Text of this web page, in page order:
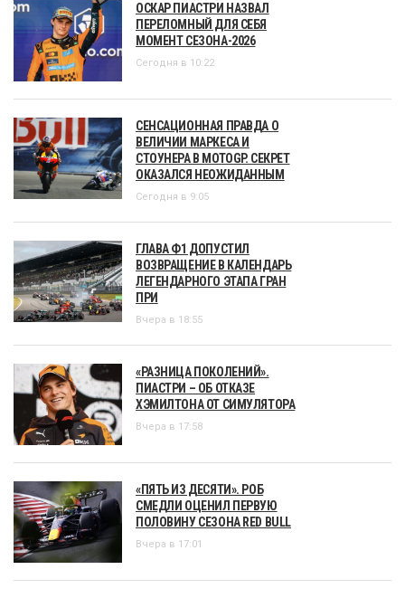
ОСКАР ПИАСТРИ НАЗВАЛ
ПЕРЕЛОМНЫЙ ДЛЯ СЕБЯ
МОМЕНТ СЕЗОНА-2026
Сегодня в 10:22
СЕНСАЦИОННАЯ ПРАВДА О
ВЕЛИЧИИ МАРКЕСА И
СТОУНЕРА В MOTOGP. СЕКРЕТ
ОКАЗАЛСЯ НЕОЖИДАННЫМ
Сегодня в 9:05
ГЛАВА Ф1 ДОПУСТИЛ
ВОЗВРАЩЕНИЕ В КАЛЕНДАРЬ
ЛЕГЕНДАРНОГО ЭТАПА ГРАН
ПРИ
Вчера в 18:55
«РАЗНИЦА ПОКОЛЕНИЙ».
ПИАСТРИ – ОБ ОТКАЗЕ
ХЭМИЛТОНА ОТ СИМУЛЯТОРА
Вчера в 17:58
«ПЯТЬ ИЗ ДЕСЯТИ». РОБ
СМЕДЛИ ОЦЕНИЛ ПЕРВУЮ
ПОЛОВИНУ СЕЗОНА RED BULL
Вчера в 17:01